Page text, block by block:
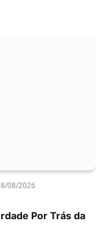
08/2026
Por Trás da